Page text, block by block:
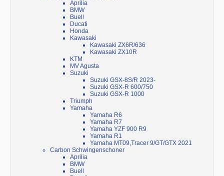
Aprilia
BMW
Buell
Ducati
Honda
Kawasaki
Kawasaki ZX6R/636
Kawasaki ZX10R
KTM
MV Agusta
Suzuki
Suzuki GSX-8S/R 2023-
Suzuki GSX-R 600/750
Suzuki GSX-R 1000
Triumph
Yamaha
Yamaha R6
Yamaha R7
Yamaha YZF 900 R9
Yamaha R1
Yamaha MT09,Tracer 9/GT/GTX 2021
Carbon Schwingenschoner
Aprilia
BMW
Buell